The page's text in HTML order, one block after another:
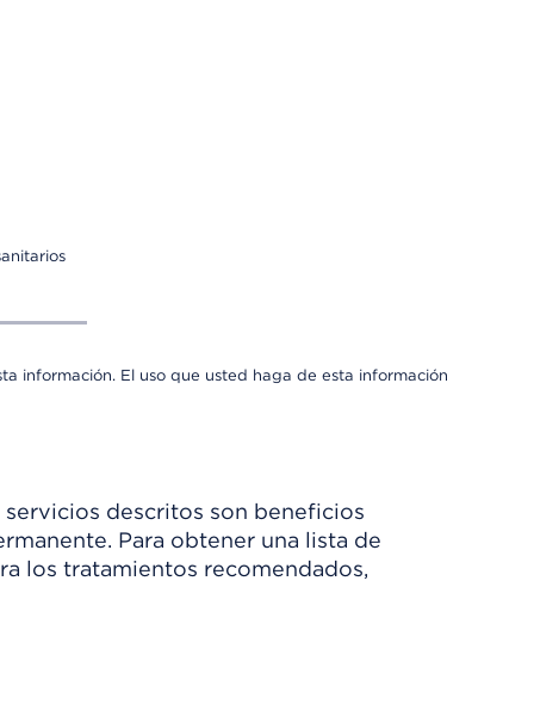
información. El uso que usted haga de esta información
descritos son beneficios
Para obtener una lista de
los tratamientos recomendados,